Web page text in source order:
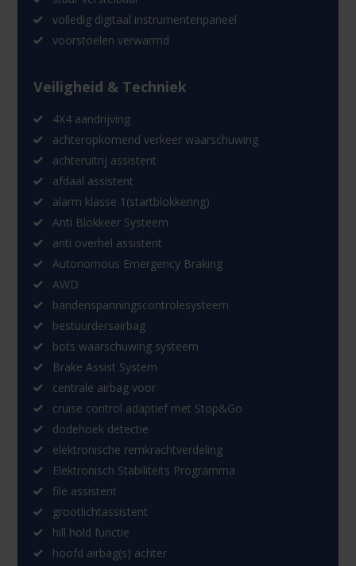
volledig digitaal instrumentenpaneel
voorstoelen verwarmd
Veiligheid & Techniek
4X4 aandrijving
achteropkomend verkeer waarschuwing
achteruitrij assistent
afdaal assistent
alarm klasse 1(startblokkering)
Anti Blokkeer Systeem
anti overhel assistent
Autonomous Emergency Braking
AWD
bandenspanningscontrolesysteem
bestuurdersairbag
bots waarschuwing systeem
Brake Assist System
centrale airbag voor
cruise control adaptief met Stop&Go
dodehoek detectie
elektronische remkrachtverdeling
Elektronisch Stabiliteits Programma
file assistent
grootlichtassistent
hill hold functie
hoofd airbag(s) achter